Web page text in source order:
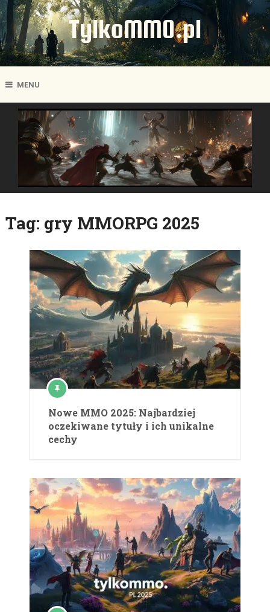
TylkoMMO.pl
MENU
Tag: gry MMORPG 2025
Nowe MMO 2025: Najbardziej
oczekiwane tytuły i ich unikalne
cechy